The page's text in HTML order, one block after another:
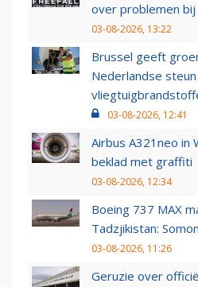
over problemen bij
03-08-2026, 13:22
Brussel geeft
Nederlandse
03-08-2026, 12:41
Airbus A321neo in
beklad met graffiti
03-08-2026, 12:34
Boeing 737 MAX
Tadzjikistan:
03-08-2026, 11:26
Geruzie over